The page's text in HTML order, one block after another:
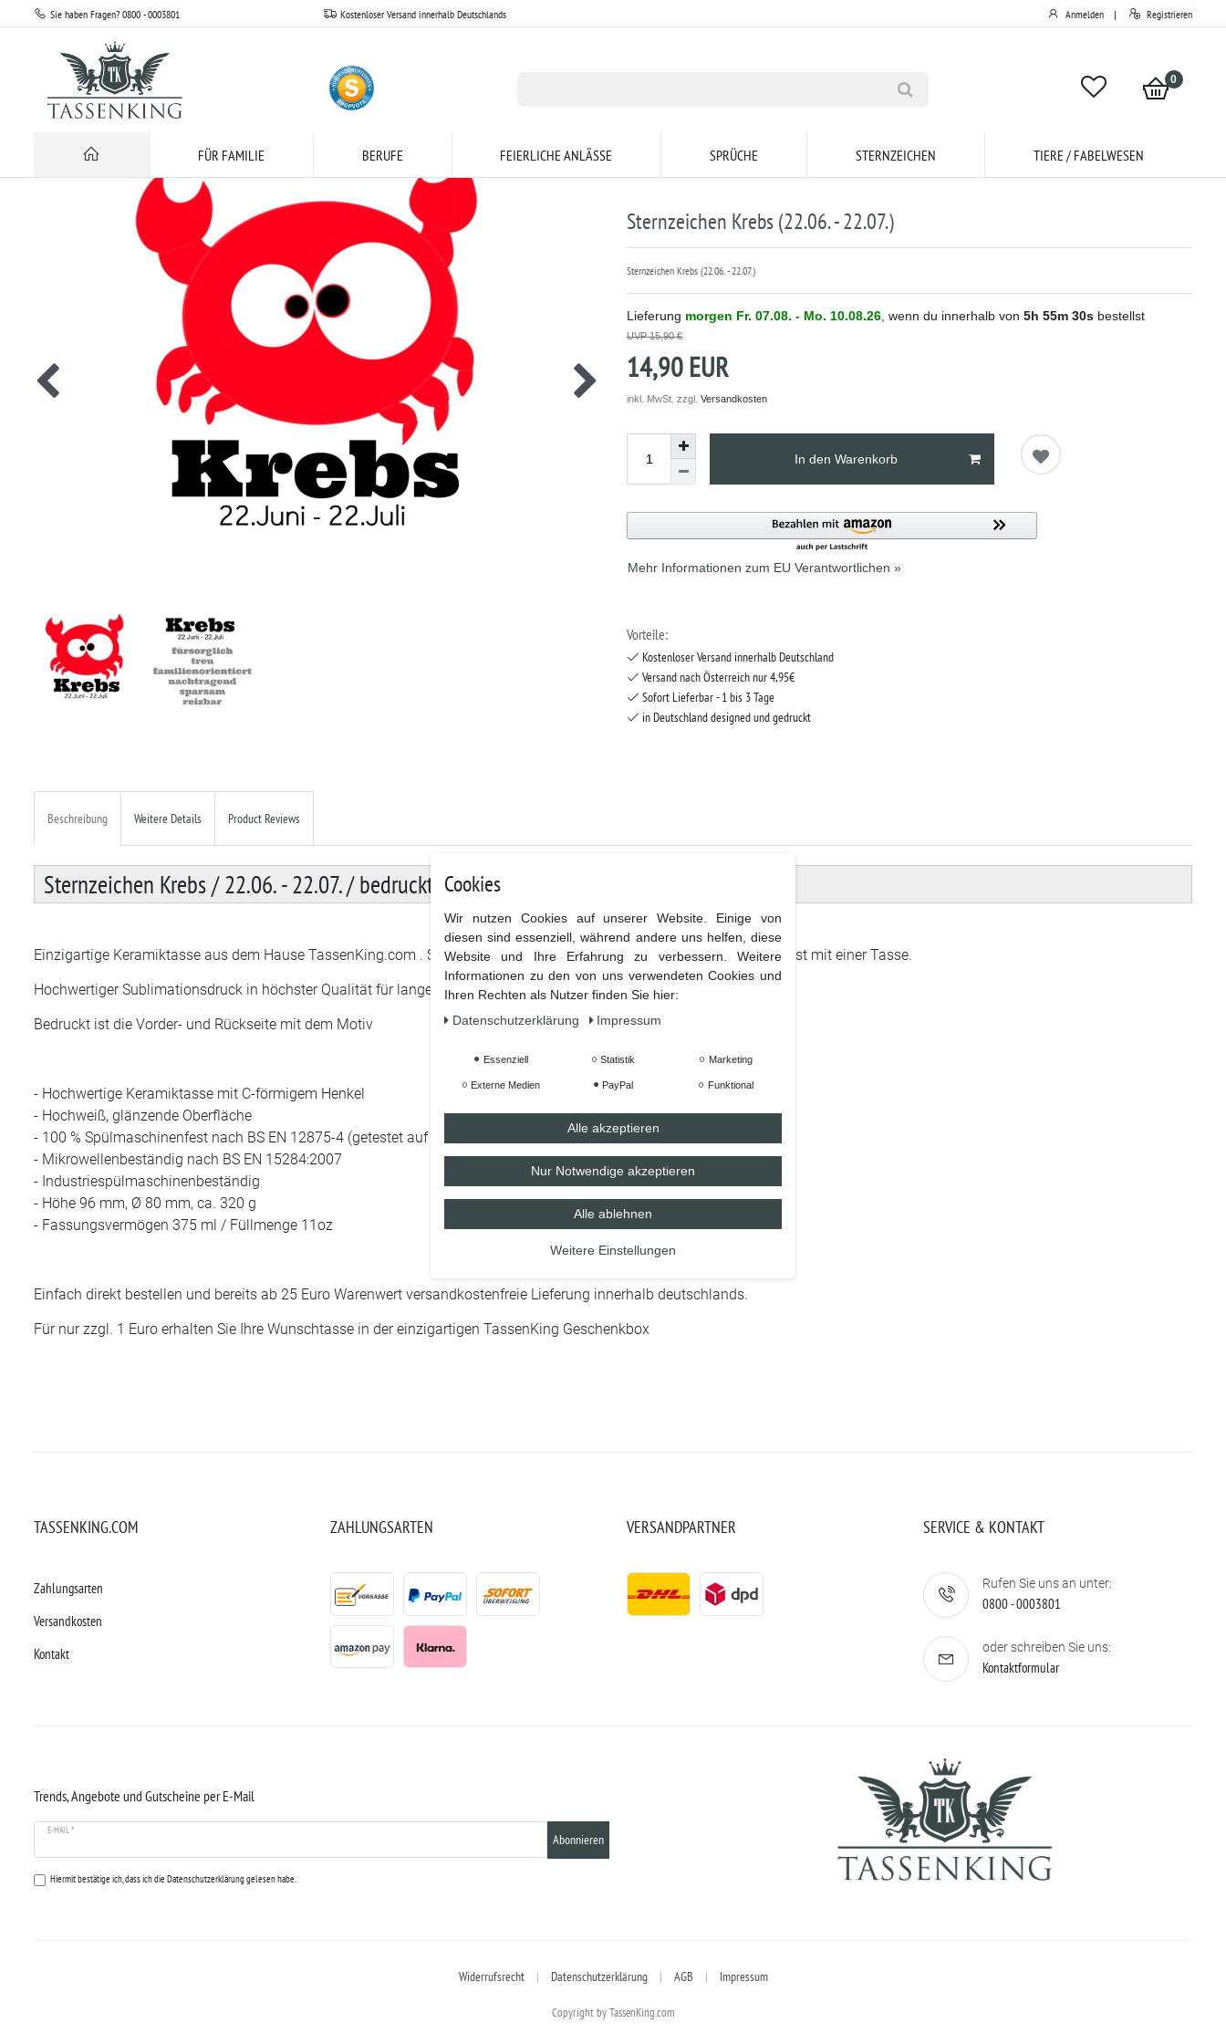
Sie haben Fragen? 0800 - 0003801 Kostenloser Versand innerhalb Deutschlands Anmelden | Registrieren
0
FÜR FAMILIE BERUFE FEIERLICHE ANLÄSSE SPRÜCHE STERNZEICHEN TIERE / FABELWESEN
Sternzeichen Krebs (22.06. - 22.07.)
Sternzeichen Krebs (22.06. - 22.07.)
Lieferung morgen Fr. 07.08. - Mo. 10.08.26, wenn du innerhalb von 5h 55m 30s bestellst
UVP 15,90 €
14,90 EUR
inkl. MwSt. zzgl. Versandkosten
In den Warenkorb
Mehr Informationen zum EU Verantwortlichen »
Vorteile:
Kostenloser Versand innerhalb Deutschland
Versand nach Österreich nur 4,95€
Sofort Lieferbar - 1 bis 3 Tage
in Deutschland designed und gedruckt
Beschreibung Weitere Details Product Reviews
Sternzeichen Krebs / 22.06. - 22.07. / bedruckte Tasse
Einzigartige Keramiktasse aus dem Hause TassenKing.com . Sag was du denkst, fühlst oder schon immer sagen wolltest mit einer Tasse.
Hochwertiger Sublimationsdruck in höchster Qualität für lange Lebensdauer
Bedruckt ist die Vorder- und Rückseite mit dem Motiv
- Hochwertige Keramiktasse mit C-förmigem Henkel
- Hochweiß, glänzende Oberfläche
- 100 % Spülmaschinenfest nach BS EN 12875-4 (getestet auf 2.000 Spülmaschinengänge)
- Mikrowellenbeständig nach BS EN 15284:2007
- Industriespülmaschinenbeständig
- Höhe 96 mm, Ø 80 mm, ca. 320 g
- Fassungsvermögen 375 ml / Füllmenge 11oz
Einfach direkt bestellen und bereits ab 25 Euro Warenwert versandkostenfreie Lieferung innerhalb deutschlands.
Für nur zzgl. 1 Euro erhalten Sie Ihre Wunschtasse in der einzigartigen TassenKing Geschenkbox
TASSENKING.COM
Zahlungsarten
Versandkosten
Kontakt
ZAHLUNGSARTEN VERSANDPARTNER SERVICE & KONTAKT
Rufen Sie uns an unter:
0800 - 0003801
oder schreiben Sie uns:
Kontaktformular
Trends, Angebote und Gutscheine per E-Mail
E-MAIL *
Abonnieren
Hiermit bestätige ich, dass ich die Datenschutzerklärunggelesen habe.
Widerrufsrecht | Datenschutzerklärung | AGB | Impressum
Copyright by TassenKing.com
Cookies
Wir nutzen Cookies auf unserer Website. Einige von
diesen sind essenziell, während andere uns helfen, diese
Website und Ihre Erfahrung zu verbessern. Weitere
Informationen zu den von uns verwendeten Cookies und
Ihren Rechten als Nutzer finden Sie hier:
Daten­schutz­erklärung
Impressum
Essenziell Statistik Marketing
Externe Medien PayPal Funktional
Alle akzeptieren
Nur Notwendige akzeptieren
Alle ablehnen
Weitere Einstellungen